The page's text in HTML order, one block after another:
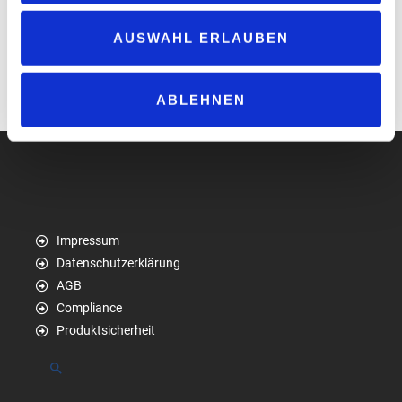
AUSWAHL ERLAUBEN
ABLEHNEN
Anbieter im Tankstellen- und Convenience-
Markt profilieren kann.“
Impressum
Datenschutzerklärung
AGB
Compliance
Produktsicherheit
Suchen